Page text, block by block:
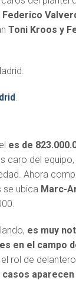
Federico
Toni Kroos y
.
es de
caro del
Ahora
se ubica Marc-
es muy
en el campo
rol de
casos